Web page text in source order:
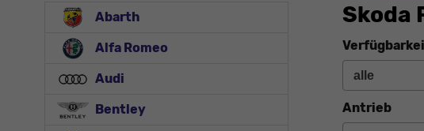
Skoda
Antrieb
Abarth
Alfa Romeo
Audi
Bentley